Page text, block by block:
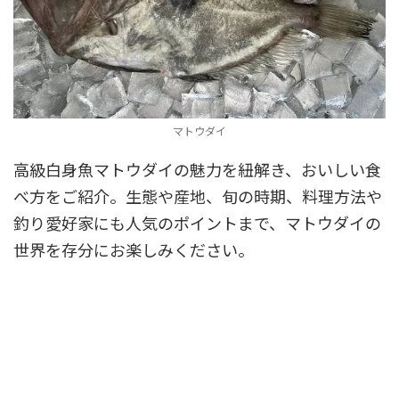
マトウダイ
高級白身魚マトウダイの魅力を紐解き、おいしい食
べ方をご紹介。生態や産地、旬の時期、料理方法や
釣り愛好家にも人気のポイントまで、マトウダイの
世界を存分にお楽しみください。